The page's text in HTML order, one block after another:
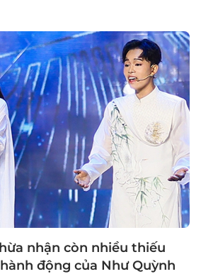
nhận còn nhiều thiếu
động của Như Quỳnh